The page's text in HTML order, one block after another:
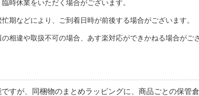
時休業をいただく場合がございます。
期などにより、ご到着日時が前後する場合がございます。
相違や取扱不可の場合、あす楽対応ができかねる場合がご
すが、同梱物のまとめラッピングに、商品ごとの保管